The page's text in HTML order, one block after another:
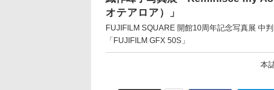
オテアロア）」
FUJIFILM SQUARE 開館10周年記念写真展 中
「FUJIFILM GFX 50S」
本